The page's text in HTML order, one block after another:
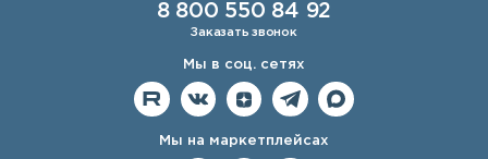
8 800 550 84 92
Заказать звонок
Мы в соц. сетях
Мы на маркетплейсах